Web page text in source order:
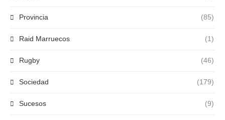
Provincia (85)
Raid Marruecos (1)
Rugby (46)
Sociedad (179)
Sucesos (9)